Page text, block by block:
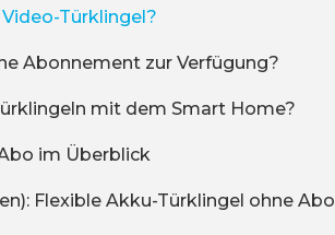
Türklingel?
Abonnement zur Verfügung?
mit dem Smart Home?
im Überblick
Flexible Akku-Türklingel ohne Abo